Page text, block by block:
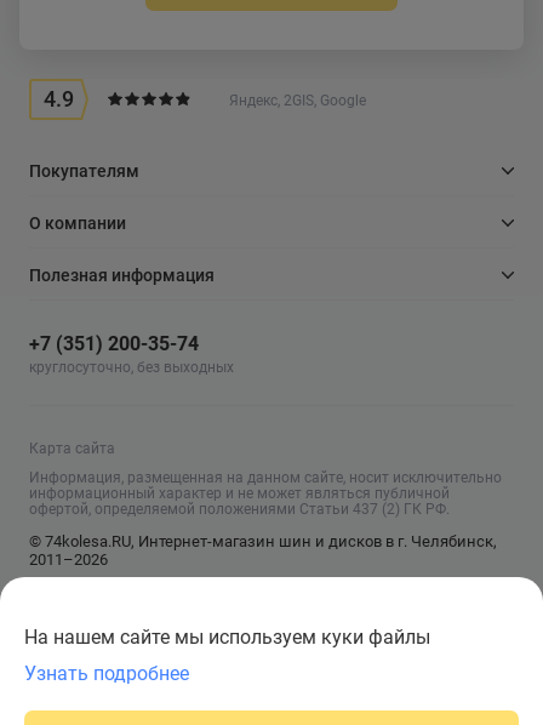
Сообщить о поступлении
4.9 Яндекс, 2GIS, Google
Покупателям
О компании
Полезная информация
+7 (351) 200-35-74
круглосуточно, без выходных
Карта сайта
Информация, размещенная на данном сайте, носит исключительно
информационный характер и не может являться публичной
офертой, определяемой положениями Статьи 437 (2) ГК РФ.
© 74kolesa.RU, Интернет-магазин шин и дисков в г. Челябинск,
2011–2026
На нашем сайте мы используем куки файлы
Узнать подробнее